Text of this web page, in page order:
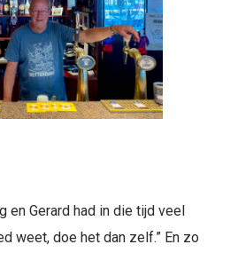
en Gerard had in die tijd veel
weet, doe het dan zelf.” En zo